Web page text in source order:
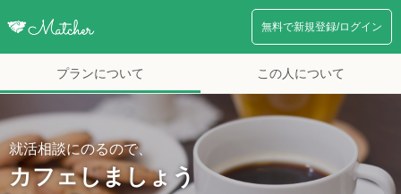
無料で新規登録/ログイン
プランについて この人について
就活相談にのるので、
カフェしましょう